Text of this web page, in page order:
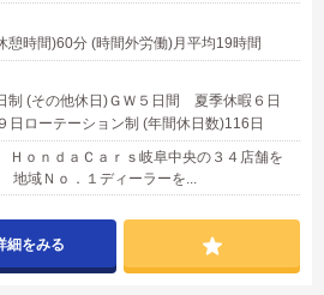
時間)60分 (時間外労働)月平均19時間
制 (その他休日)ＧＷ５日間 夏季休暇６日
ローテーション制 (年間休日数)116日
ＨｏｎｄａＣａｒｓ岐阜中央の３４店舗を
地域Ｎｏ．１ディーラーを...
細をみる